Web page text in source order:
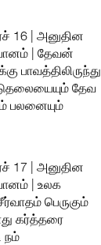
16 | அனுதின
| தேவன்
பாவத்திலிருந்து
தேவ
பலனையும்
17 | அனுதின
| உலக
பெருகும்
கர்த்தரை
நம்